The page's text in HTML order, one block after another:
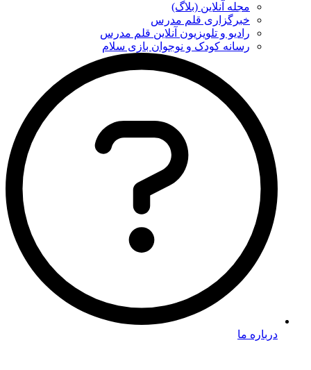
مجله آنلاین (بلاگ)
خبرگزاری قلم مدرس
رادیو و تلویزیون آنلاین قلم مدرس
رسانه کودک و نوجوان بازی سلام
درباره ما